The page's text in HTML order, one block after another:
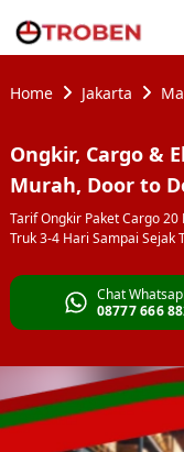
Home Jakarta
Ongkir, Cargo &
Murah, Door to
Tarif Ongkir Paket Cargo 20
Truk 3-4 Hari Sampai Sejak
Chat
08777 666